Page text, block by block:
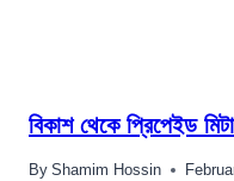
বিকাশ থেকে প্রিপেইড
By Shamim Hossin